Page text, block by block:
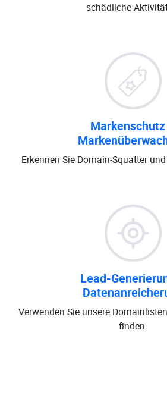
schädliche
Erkennen Sie Domain-Squatter
Lead-
Verwenden Sie unsere
finden.